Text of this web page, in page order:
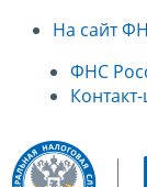
На сайт
ФНС